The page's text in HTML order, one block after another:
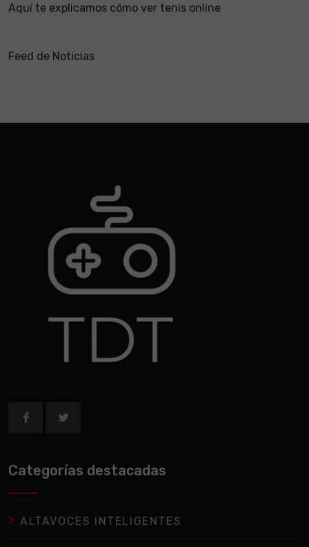
Aquí te explicamos cómo ver tenis online
Feed de Noticias
Categorías destacadas
ALTAVOCES INTELIGENTES